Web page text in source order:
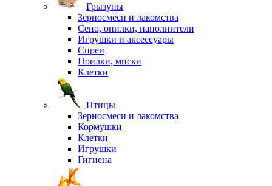
Грызуны
Зерносмеси и лакомства
Сено, опилки, наполнители
Игрушки и аксессуары
Спреи
Поилки, миски
Клетки
Птицы
Зерносмеси и лакомства
Кормушки
Клетки
Игрушки
Гигиена